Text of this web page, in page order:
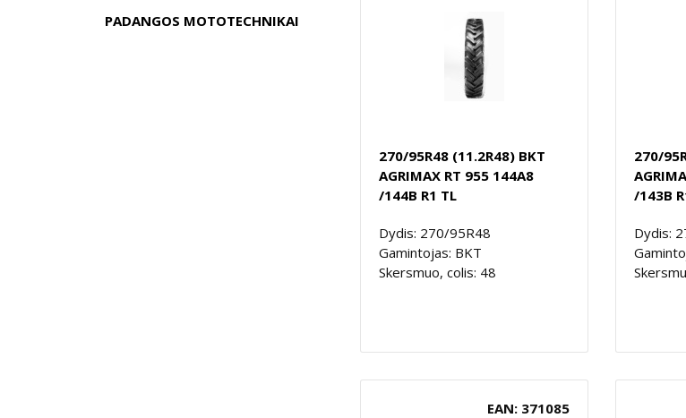
PADANGOS MOTOTECHNIKAI
270/95R48 (11.2R48) BKT
AGRIMAX RT 955 144A8
/144B R1 TL
Dydis: 270/95R48
Gamintojas: BKT
Skersmuo, colis: 48
270/
/143B
Dydis:
EAN: 371085